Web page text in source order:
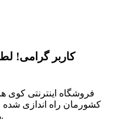
کاربر گرامی!
فروشگاه اینترنتی کوی
کشورمان راه اندازی شده
هنرمندان با مشتریان فراهم شده است.